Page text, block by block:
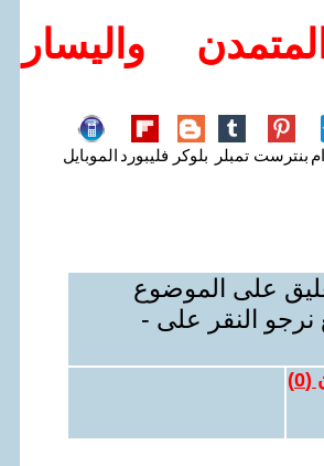
واليسار
بنترست تمبلر بلوكر فليبورد الموبايل
على الموضوع
نرجو النقر على -
(
0
)